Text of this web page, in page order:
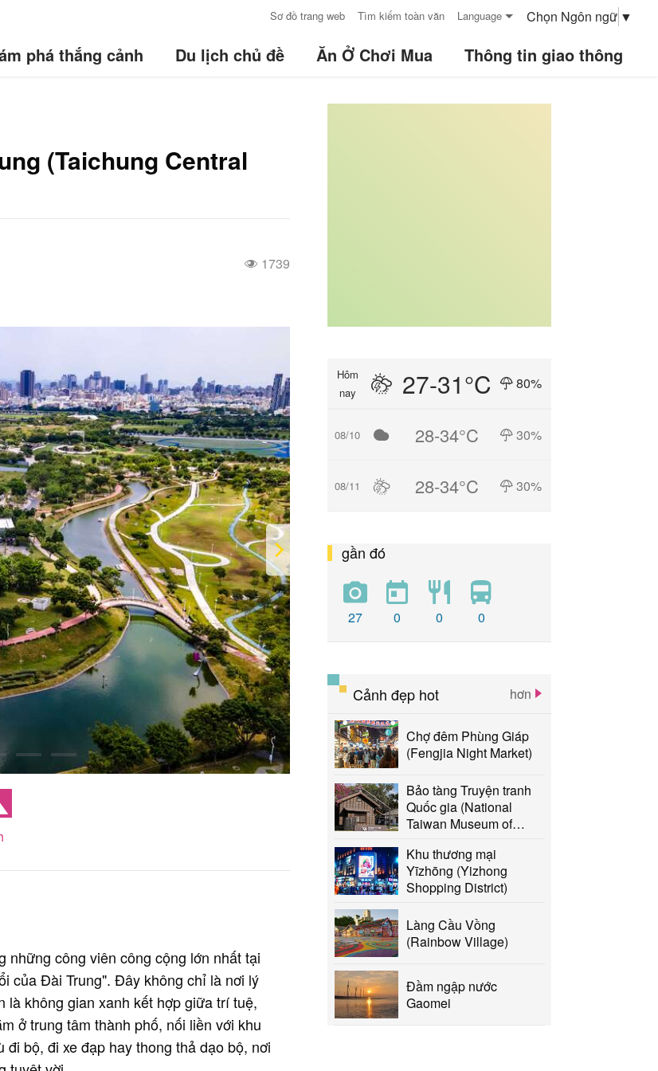
Sơ đồ trang web Tìm kiếm toàn văn Language Chọn Ngôn ngữ ▼
phá thắng cảnh Du lịch chủ đề Ăn Ở Chơi Mua Thông tin giao thông
(Taichung Central
1739
những công viên công cộng lớn nhất tại
của Đài Trung". Đây không chỉ là nơi lý
không gian xanh kết hợp giữa trí tuệ,
ở trung tâm thành phố, nối liền với khu
bộ, đi xe đạp hay thong thả dạo bộ, nơi
Hôm
nay
27-31°C 80%
08/10 28-34°C 30%
08/11 28-34°C 30%
gần đó
27 0 0 0
Cảnh đẹp hot hơn
Chợ đêm Phùng Giáp
(Fengjia Night Market)
Bảo tàng Truyện tranh
Quốc gia (National
Taiwan Museum of
Khu thương mại
Yīzhōng (Yizhong
Shopping District)
Làng Cầu Vồng
(Rainbow Village)
Đầm ngập nước
Gaomei